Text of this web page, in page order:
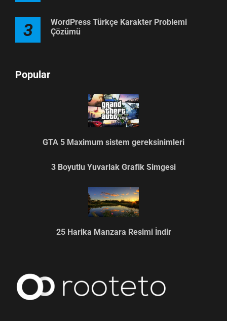
3
WordPress Türkçe Karakter Problemi
Çözümü
Popular
GTA 5 Maximum sistem gereksinimleri
3 Boyutlu Yuvarlak Grafik Simgesi
25 Harika Manzara Resimi İndir